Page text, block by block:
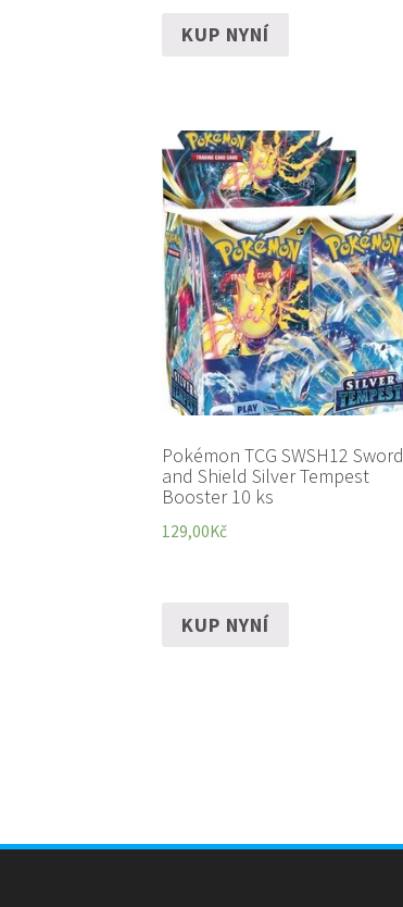
KUP NYNÍ
Pokémon TCG SWSH12 Sword
and Shield Silver Tempest
Booster 10 ks
129,00Kč
KUP NYNÍ